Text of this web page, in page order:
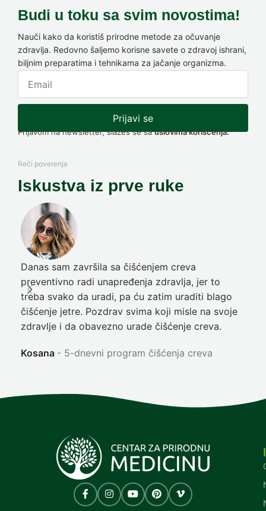
Budi u toku sa svim novostima!
Nauči kako da koristiš prirodne metode za očuvanje
zdravlja. Redovno šaljemo korisne savete o zdravoj ishrani,
biljnim preparatima i tehnikama za jačanje organizma.
Prijavi se
Prijavom na newsletter, slažeš se sauslovima korišćenja.
Reči poverenja
Iskustva iz prve ruke
Danas sam završila sa čišćenjem creva
preventivno radi unapređenja zdravlja, jer to
treba svako da uradi, pa ću zatim uraditi blago
čišćenje jetre. Pozdrav svima koji misle na svoje
zdravlje i da obavezno urade čišćenje creva.
Kosana 5-dnevni program čišćenja creva